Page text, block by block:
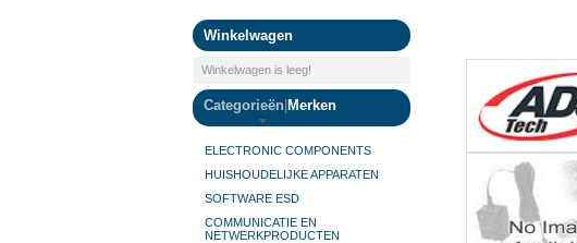
Winkelwagen
Winkelwagen is leeg!
Categorieën Merken
ELECTRONIC COMPONENTS
HUISHOUDELIJKE APPARATEN
SOFTWARE ESD
COMMUNICATIE EN
NETWERKPRODUCTEN